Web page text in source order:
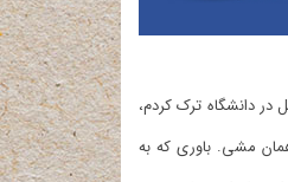
دانشگاه ترک کردم،
مشی. باوری که به